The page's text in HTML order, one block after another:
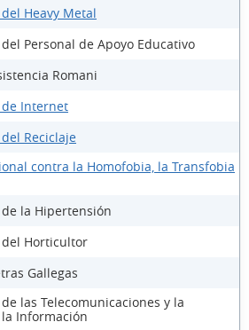
Heavy Metal
Personal de Apoyo Educativo
Romani
Internet
Reciclaje
contra la Homofobia, la Transfobia
la Hipertensión
Horticultor
Gallegas
las Telecomunicaciones y la
Información